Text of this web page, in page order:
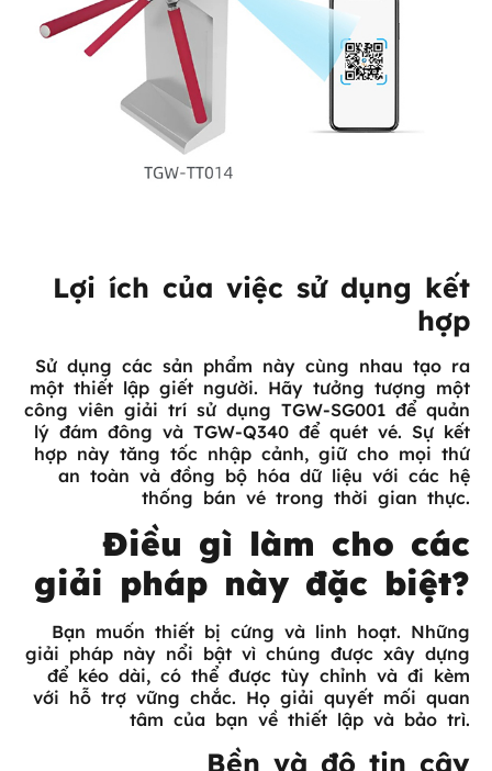
Lợi ích của việc sử dụng kết
hợp
Sử dụng các sản phẩm này cùng nhau tạo ra
một thiết lập giết người. Hãy tưởng tượng một
công viên giải trí sử dụng TGW-SG001 để quản
lý đám đông và TGW-Q340 để quét vé. Sự kết
hợp này tăng tốc nhập cảnh, giữ cho mọi thứ
an toàn và đồng bộ hóa dữ liệu với các hệ
thống bán vé trong thời gian thực.
Điều gì làm cho các
giải pháp này đặc biệt?
Bạn muốn thiết bị cứng và linh hoạt. Những
giải pháp này nổi bật vì chúng được xây dựng
để kéo dài, có thể được tùy chỉnh và đi kèm
với hỗ trợ vững chắc. Họ giải quyết mối quan
tâm của bạn về thiết lập và bảo trì.
Bền và độ tin cậy